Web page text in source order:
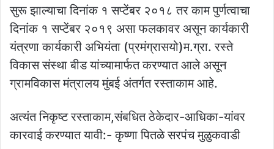
सुरू झाल्याचा दिनांक १ सप्टेंबर २०१८ तर काम पुर्णत्वाचा
दिनांक १ सप्टेंबर २०१९ असा फलकावर असून कार्यकारी
यंत्रणा कार्यकारी अभियंता (प्रमंग्रासयो)म.ग्रा. रस्ते
विकास संस्था बीड यांच्यामार्फत करण्यात आले असून
ग्रामविकास मंत्रालय मुंबई अंतर्गत रस्ताकाम आहे.
अत्यंत निकृष्ट रस्ताकाम,संबधित ठेकेदार-आधिका-यांवर
कारवाई करण्यात यावी:- कृष्णा पितळे सरपंच मुळुकवाडी